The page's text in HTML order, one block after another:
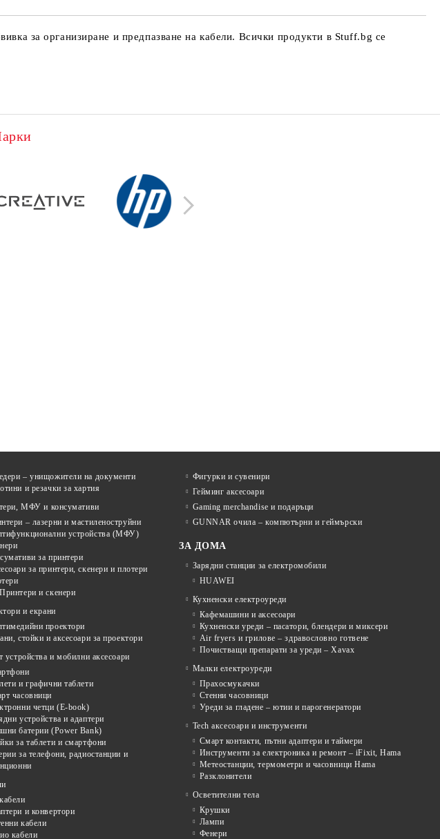
за организиране и предпазване на кабели. Всички продукти в Stuff.bg се
– унищожители на документи
и резачки за хартия
МФУ и консумативи
– лазерни и мастиленоструйни
устройства (МФУ)
за принтери
за принтери, скенери и плотери
и скенери
и екрани
проектори
стойки и аксесоари за проектори
устройства и мобилни аксесоари
и графични таблети
часовници
четци (E-book)
устройства и адаптери
батерии (Power Bank)
за таблети и смартфони
за телефони, радиостанции и
и конвертори
кабели
кабели
Фигурки и сувенири
Гейминг аксесоари
Gaming merchandise и подаръци
GUNNAR очила – компютърни и геймърски
ЗА ДОМА
Зарядни станции за електромобили
HUAWEI
Кухненски електроуреди
Кафемашини и аксесоари
Кухненски уреди – пасатори, блендери и миксери
Air fryers и грилове – здравословно готвене
Почистващи препарати за уреди – Xavax
Малки електроуреди
Прахосмукачки
Стенни часовници
Уреди за гладене – ютии и парогенератори
Tech аксесоари и инструменти
Смарт контакти, пътни адаптери и таймери
Инструменти за електроника и ремонт – iFixit, Hama
Метеостанции, термометри и часовници Hama
Разклонители
Осветителни тела
Крушки
Лампи
Фенери